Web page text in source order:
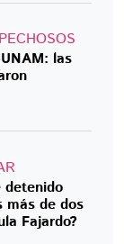
las
detenido
más de dos
Fajardo?